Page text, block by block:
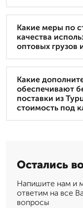
Какие меры по
качества
оптовых грузов
Какие
обеспечивают
поставки из
стоимость под
Остались
Напишите нам и
ответим на все
вопросы